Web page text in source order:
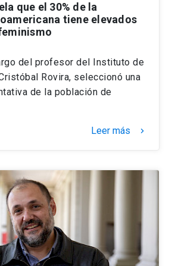
que el 30% de la
tiene elevados
del profesor del Instituto de
Rovira, seleccionó una
de la población de
Leer más keyboard_arrow_right